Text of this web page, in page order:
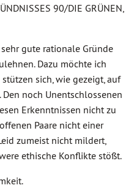
90/DIE GRÜNEN,
gute rationale Gründe
Dazu möchte ich
sich, wie gezeigt, auf
noch Unentschlossenen
Erkenntnissen nicht zu
Paare nicht einer
zumeist nicht mildert,
ethische Konflikte stößt.